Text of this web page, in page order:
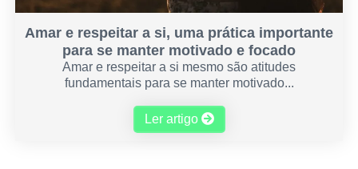
Amar e respeitar a si, uma prática importante
para se manter motivado e focado
Amar e respeitar a si mesmo são atitudes
fundamentais para se manter motivado...
Ler artigo